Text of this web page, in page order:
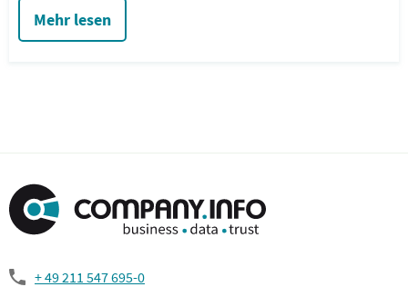
Mehr lesen
+ 49 211 547 695-0